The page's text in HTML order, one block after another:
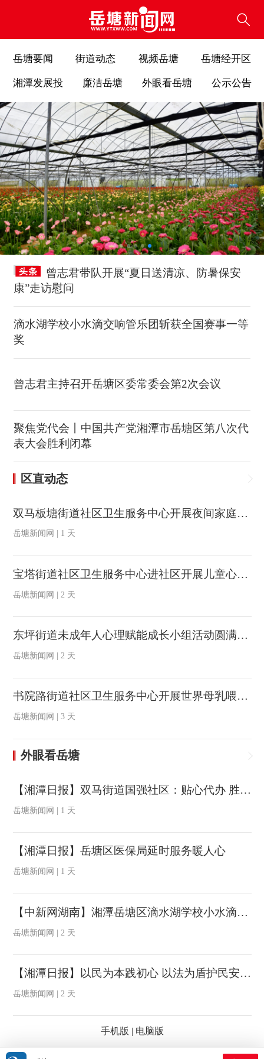
岳塘要闻 街道动态 视频岳塘 岳塘经开区
湘潭发展投 廉洁岳塘 外眼看岳塘 公示公告
曾志君带队开展“夏日送清凉、防暑保安
康”走访慰问
滴水湖学校小水滴交响管乐团斩获全国赛事一等
奖
曾志君主持召开岳塘区委常委会第2次会议
聚焦党代会丨中国共产党湘潭市岳塘区第八次代
表大会胜利闭幕
区直动态
双马板塘街道社区卫生服务中心开展夜间家庭医生签约活动
岳塘新闻网 | 1 天
宝塔街道社区卫生服务中心进社区开展儿童心理健康知识讲座
岳塘新闻网 | 2 天
东坪街道未成年人心理赋能成长小组活动圆满落幕
岳塘新闻网 | 2 天
书院路街道社区卫生服务中心开展世界母乳喂养周进小区宣传活动
岳塘新闻网 | 3 天
外眼看岳塘
【湘潭日报】双马街道国强社区：贴心代办 胜似亲人
岳塘新闻网 | 1 天
【湘潭日报】岳塘区医保局延时服务暖人心
岳塘新闻网 | 1 天
【中新网湖南】湘潭岳塘区滴水湖学校小水滴交响管乐团斩获全国赛事一等奖
岳塘新闻网 | 2 天
【湘潭日报】以民为本践初心 以法为盾护民安 ——记岳塘区人大代表董旭辉的履职与公益之路
岳塘新闻网 | 2 天
手机版 | 电脑版